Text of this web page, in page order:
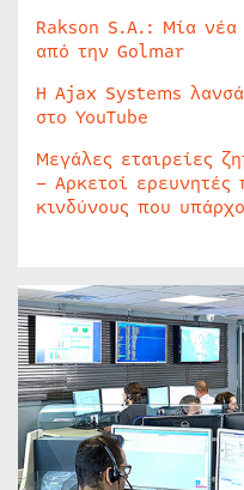
Rakson S.A.: Μία νέα
από την Golmar
Η Ajax Systems
στο YouTube
Μεγάλες εταιρείες
– Αρκετοί ερευνητές
κινδύνους που